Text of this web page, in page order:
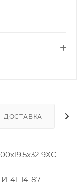
ДОСТАВКА
9ХС
41-14-87